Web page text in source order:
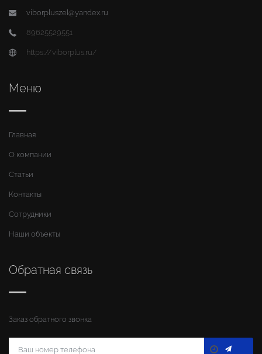
viborpluszel@yandex.ru
89625529551
https://viborplus.ru/
Меню
Главная
О компании
Статьи
Контакты
Сотрудники
Наши объекты
Обратная связь
Заказ обратного звонка